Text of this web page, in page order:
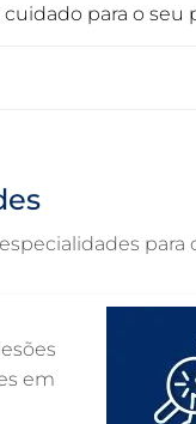
para o seu
em